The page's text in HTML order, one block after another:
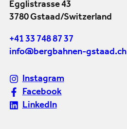
Egglistrasse 43
3780 Gstaad/Switzerland
+41 33 748 87 37
info@bergbahnen-gstaad.ch
Instagram
Facebook
LinkedIn